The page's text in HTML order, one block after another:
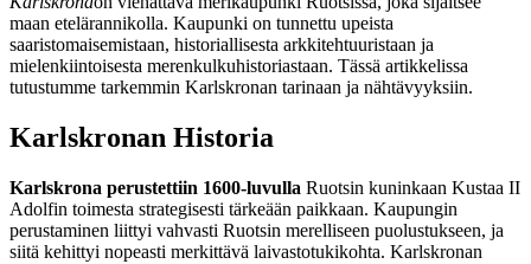
maan etelärannikolla. Kaupunki on tunnettu upeista
saaristomaisemistaan, historiallisesta arkkitehtuuristaan ja
mielenkiintoisesta merenkulkuhistoriastaan. Tässä artikkelissa
tutustumme tarkemmin Karlskronan tarinaan ja nähtävyyksiin.
Karlskronan Historia
Karlskrona perustettiin 1600-luvulla Ruotsin kuninkaan Kustaa II
Adolfin toimesta strategisesti tärkeään paikkaan. Kaupungin
perustaminen liittyi vahvasti Ruotsin merelliseen puolustukseen, ja
siitä kehittyi nopeasti merkittävä laivastotukikohta. Karlskronan